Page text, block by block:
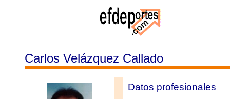
Carlos Velázquez Callado
Datos profesionales